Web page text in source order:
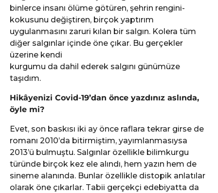
binlerce insanı ölüme götüren, şehrin rengini-
kokusunu değiştiren, birçok yaptırım
uygulanmasını zaruri kılan bir salgın. Kolera tüm
diğer salgınlar içinde öne çıkar. Bu gerçekler
üzerine kendi
kurgumu da dahil ederek salgını günümüze
taşıdım.
Hikâyenizi Covid-19’dan önce yazdınız aslında,
öyle mi?
Evet, son baskısı iki ay önce raflara tekrar girse de
romanı 2010’da bitirmiştim, yayımlanmasıysa
2013’ü bulmuştu. Salgınlar özellikle bilimkurgu
türünde birçok kez ele alındı, hem yazın hem de
sineme alanında. Bunlar özellikle distopik anlatılar
olarak öne çıkarlar. Tabii gerçekçi edebiyatta da